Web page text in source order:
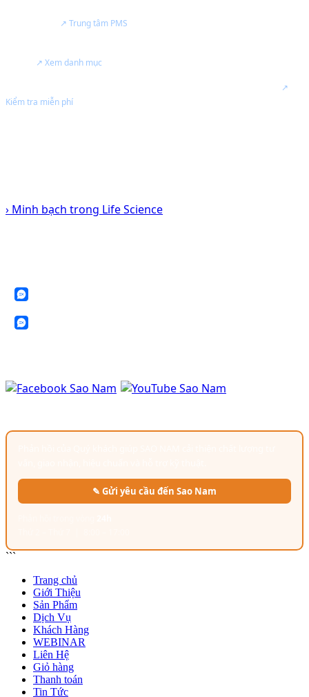
↗ Trung tâm PMS
↗ Xem danh mục
↗
Kiểm tra miễn phí
› Minh bạch trong Life Science
✎ Gửi yêu cầu đến Sao Nam
```
Trang chủ
Giới Thiệu
Sản Phẩm
Dịch Vụ
Khách Hàng
WEBINAR
Liên Hệ
Giỏ hàng
Thanh toán
Tin Tức